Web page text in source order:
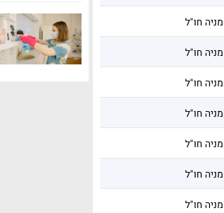
מניה חו"ל
מניה חו"ל
מניה חו"ל
מניה חו"ל
מניה חו"ל
מניה חו"ל
מניה חו"ל